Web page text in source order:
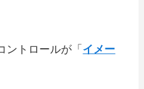
ントロールが「 イメー